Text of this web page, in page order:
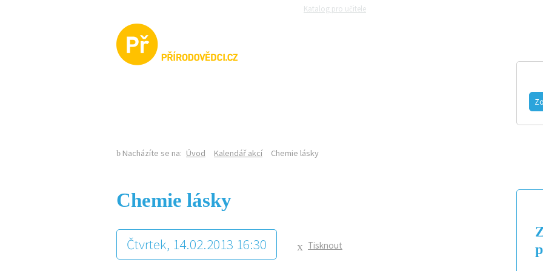
Katalog pro učitele
Nacházíte se na: Úvod Kalendář akcí Chemie lásky
Chemie lásky
Čtvrtek, 14.02.2013 16:30 Tisknout